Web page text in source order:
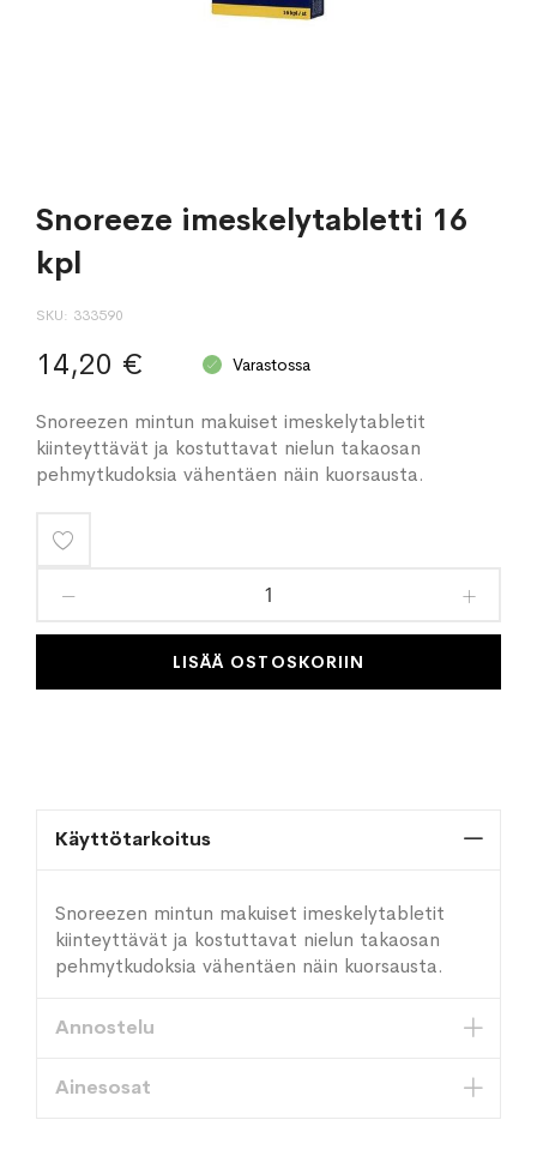
Snoreeze imeskelytabletti 16
kpl
SKU 333590
14,20 € Varastossa
Snoreezen mintun makuiset imeskelytabletit
kiinteyttävät ja kostuttavat nielun takaosan
pehmytkudoksia vähentäen näin kuorsausta.
toivelistaan
LISÄÄ OSTOSKORIIN
Käyttötarkoitus
Snoreezen mintun makuiset imeskelytabletit
kiinteyttävät ja kostuttavat nielun takaosan
pehmytkudoksia vähentäen näin kuorsausta.
Annostelu
Ainesosat